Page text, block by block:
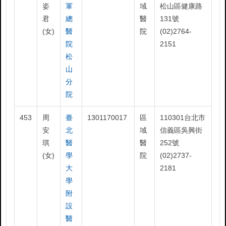
姿
君
(女)
軍
總
醫
院
松
山
分
院
域
醫
院
松山區健康路
131號
(02)2764-
2151
453
周
安
琪
(女)
臺
北
醫
學
大
學
附
設
醫
1301170017
區
域
醫
院
110301台北市
信義區吳興街
252號
(02)2737-
2181